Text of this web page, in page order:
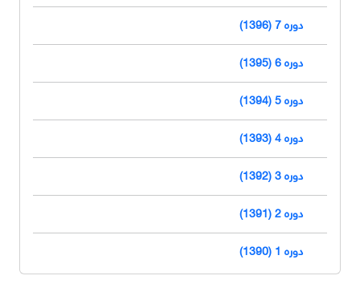
دوره 7 (1396)
دوره 6 (1395)
دوره 5 (1394)
دوره 4 (1393)
دوره 3 (1392)
دوره 2 (1391)
دوره 1 (1390)